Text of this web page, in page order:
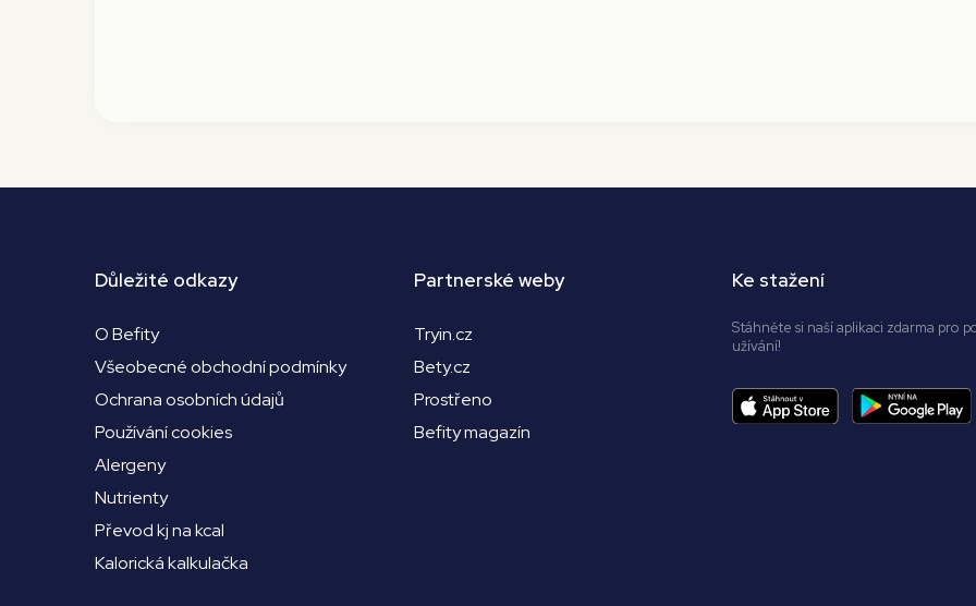
Důležité odkazy
O Befity
Všeobecné obchodní podmínky
Ochrana osobních údajů
Používání cookies
Alergeny
Nutrienty
Převod kj na kcal
Kalorická kalkulačka
Partnerské weby
Tryin.cz
Bety.cz
Prostřeno
Befity magazín
Ke stažení
Stáhněte si naší aplikaci zdarma pro
užívání!